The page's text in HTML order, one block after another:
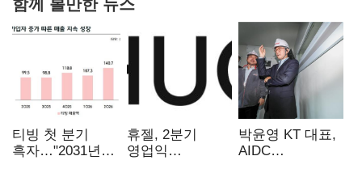
티빙 첫 분기
흑자…"2031년까
휴젤, 2분기
영업익
박윤영 KT 대표,
AIDC